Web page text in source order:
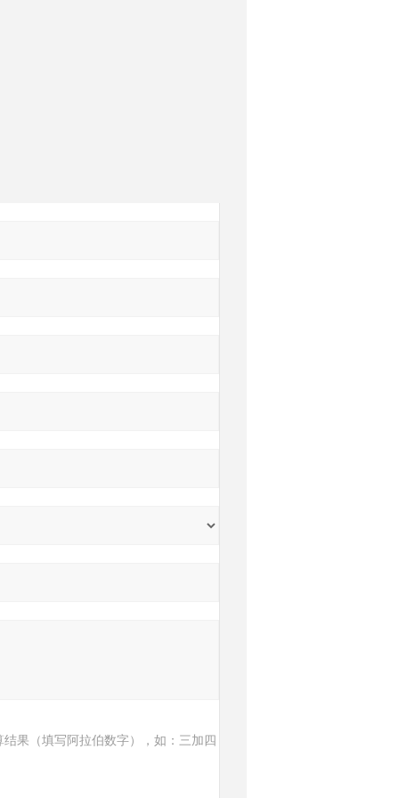
结果（填写阿拉伯数字），如：三加四